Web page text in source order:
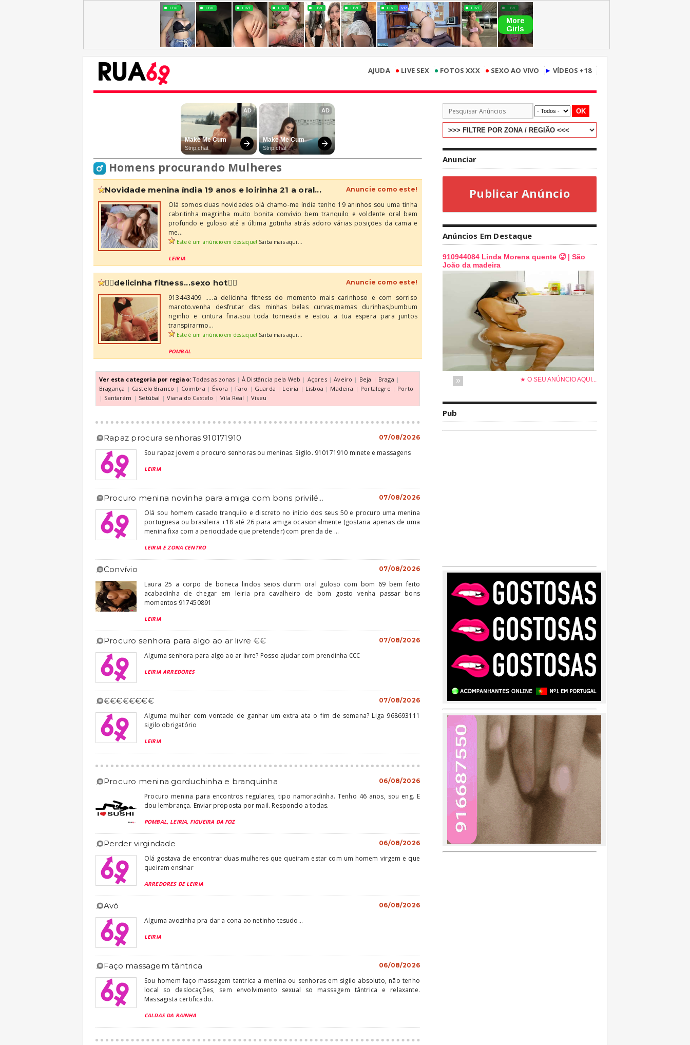
AJUDA • LIVE SEX • FOTOS XXX • SEXO AO VIVO ► VÍDEOS +18
Homens procurando Mulheres
novidade menina índia 19 anos e loirinha 21 a oral... Anuncie como este!
Olá somos duas novidades olá chamo-me índia tenho 19 aninhos sou uma tinha
cabritinha magrinha muito bonita convívio bem tranquilo e voldente oral bem
profundo e guloso até a última gotinha atrás adoro várias posições da cama e
me...
Este é um anúncio em destaque! Saiba mais aqui...
LEIRIA
❤️‍🔥delicinha fitness...sexo hot❤️‍🔥 Anuncie como este!
913443409 .....a delicinha fitness do momento mais carinhoso e com sorriso
maroto.venha desfrutar das minhas belas curvas,mamas durinhas,bumbum
riginho e cintura fina.sou toda torneada e estou a tua espera para juntos
transpirarmo...
Este é um anúncio em destaque! Saiba mais aqui...
POMBAL
Ver esta categoria por regiao: Todas as zonas | À Distância pela Web | Açores | Aveiro | Beja | Braga |
Bragança | Castelo Branco | Coimbra | Évora | Faro | Guarda | Leiria | Lisboa | Madeira | Portalegre | Porto
| Santarém | Setúbal | Viana do Castelo | Vila Real | Viseu
rapaz procura senhoras 910171910 07/08/2026
Sou rapaz jovem e procuro senhoras ou meninas. Sigilo. 910171910 minete e massagens
LEIRIA
procuro menina novinha para amiga com bons privilé... 07/08/2026
Olá sou homem casado tranquilo e discreto no início dos seus 50 e procuro uma menina
portuguesa ou brasileira +18 até 26 para amiga ocasionalmente (gostaria apenas de uma
menina fixa com a periocidade que pretender) com prenda de ...
LEIRIA E ZONA CENTRO
convívio 07/08/2026
Laura 25 a corpo de boneca lindos seios durim oral guloso com bom 69 bem feito
acabadinha de chegar em leiria pra cavalheiro de bom gosto venha passar bons
momentos 917450891
LEIRIA
procuro senhora para algo ao ar livre €€ 07/08/2026
Alguma senhora para algo ao ar livre? Posso ajudar com prendinha €€€
LEIRIA ARREDORES
€€€€€€€€ 07/08/2026
Alguma mulher com vontade de ganhar um extra ata o fim de semana? Liga 968693111
sigilo obrigatório
LEIRIA
procuro menina gorduchinha e branquinha 06/08/2026
Procuro menina para encontros regulares, tipo namoradinha. Tenho 46 anos, sou eng. E
dou lembrança. Enviar proposta por mail. Respondo a todas.
POMBAL, LEIRIA, FIGUEIRA DA FOZ
perder virgindade 06/08/2026
Olá gostava de encontrar duas mulheres que queiram estar com um homem virgem e que
queiram ensinar
ARREDORES DE LEIRIA
avó 06/08/2026
Alguma avozinha pra dar a cona ao netinho tesudo...
LEIRIA
faço massagem tântrica 06/08/2026
Sou homem faço massagem tantrica a menina ou senhoras em sigilo absoluto, não tenho
local so deslocações, sem envolvimento sexual so massagem tântrica e relaxante.
Massagista certificado.
CALDAS DA RAINHA
OK
Anunciar
Publicar Anúncio
Anúncios Em Destaque
Pub